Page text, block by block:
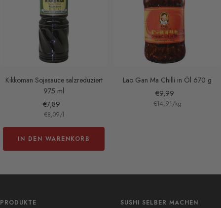
Kikkoman Sojasauce salzreduziert
975 ml
Angebotspreis
€7,89
€8,09/l
IN DEN WARENKORB
Lao Gan Ma Chilli in Öl 670 g
Angebotspreis
€9,99
€14,91/kg
PRODUKTE SUSHI SELBER MACHEN